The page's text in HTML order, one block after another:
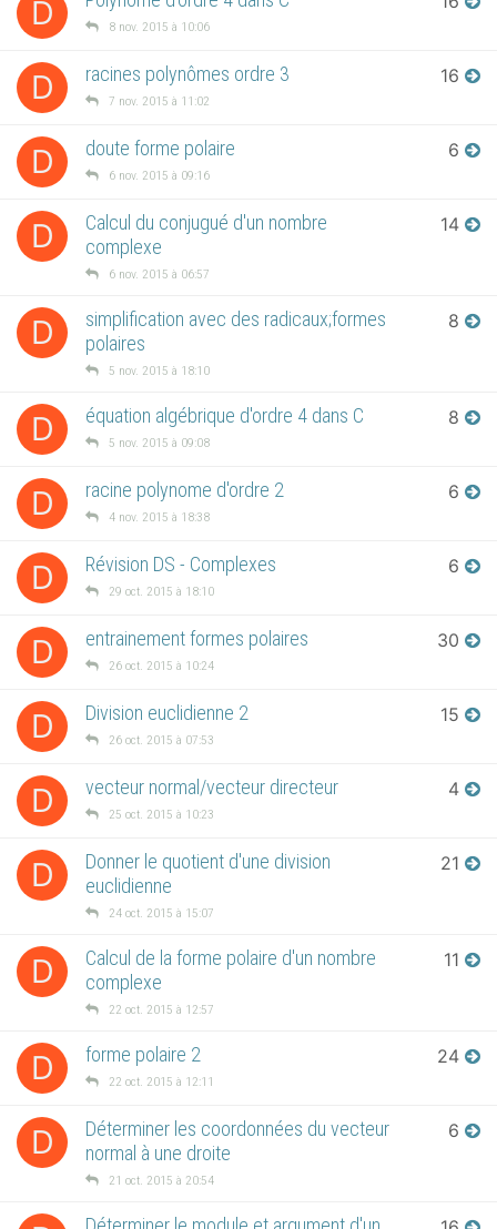
D 8 nov. 2015 à 10:06
D racines polynômes ordre 3
7 nov. 2015 à 11:02
16
D doute forme polaire
6 nov. 2015 à 09:16
6
D
Calcul du conjugué d'un nombre
complexe
6 nov. 2015 à 06:57
14
D
simplification avec des radicaux;formes
polaires
5 nov. 2015 à 18:10
8
D équation algébrique d'ordre 4 dans C
5 nov. 2015 à 09:08
8
D racine polynome d'ordre 2
4 nov. 2015 à 18:38
6
D Révision DS - Complexes
29 oct. 2015 à 18:10
6
D entrainement formes polaires
26 oct. 2015 à 10:24
30
D Division euclidienne 2
26 oct. 2015 à 07:53
15
D vecteur normal/vecteur directeur
25 oct. 2015 à 10:23
4
D
Donner le quotient d'une division
euclidienne
24 oct. 2015 à 15:07
21
D
Calcul de la forme polaire d'un nombre
complexe
22 oct. 2015 à 12:57
11
D forme polaire 2
22 oct. 2015 à 12:11
24
D
Déterminer les coordonnées du vecteur
normal à une droite
21 oct. 2015 à 20:54
6